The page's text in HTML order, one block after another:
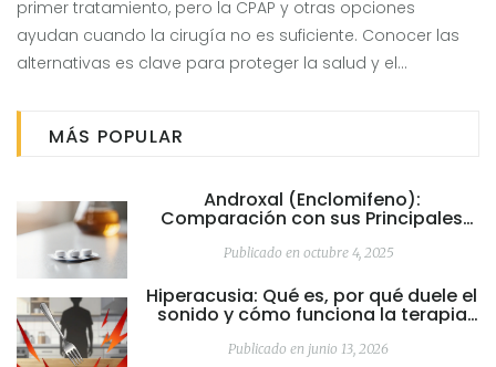
primer tratamiento, pero la CPAP y otras opciones
ayudan cuando la cirugía no es suficiente. Conocer las
alternativas es clave para proteger la salud y el
MÁS POPULAR
Androxal (Enclomifeno):
Comparación con sus Principales
Publicado en octubre 4, 2025
Hiperacusia: Qué es, por qué duele el
sonido y cómo funciona la terapia
Publicado en junio 13, 2026